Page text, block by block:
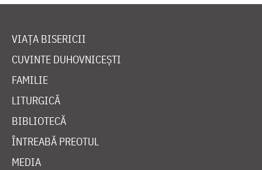
VIAȚA BISERICII
CUVINTE DUHOVNICEȘTI
FAMILIE
LITURGICĂ
BIBLIOTECĂ
ÎNTREABĂ PREOTUL
MEDIA